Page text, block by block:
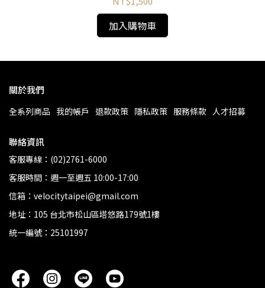
加入購物車
關於我們
全系列商品 我的帳戶 退款政策 隱私政策 服務條款 人才招募
聯絡資訊
客服專線：(02)2761-6000
客服時間：週一至週五 10:00-17:00
信箱：velocitytaipei@gmail.com
地址：105 台北市松山區塔悠路179號1樓
統一編號：25101997